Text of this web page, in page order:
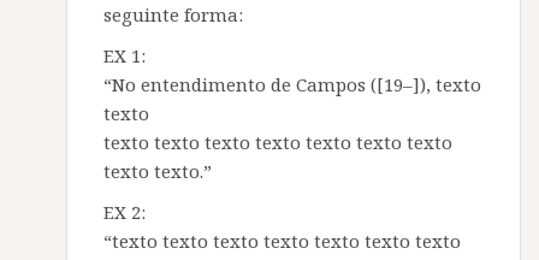
seguinte forma:
EX 1:
“No entendimento de Campos ([19–]), texto
texto
texto texto texto texto texto texto texto
texto texto.”
EX 2:
“texto texto texto texto texto texto texto